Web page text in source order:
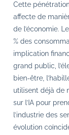
Cette
affecte de
de l’économie.
% des
implication
grand public,
bien-être,
utilisent déjà de
sur l’IA pour
l’industrie des
évolution